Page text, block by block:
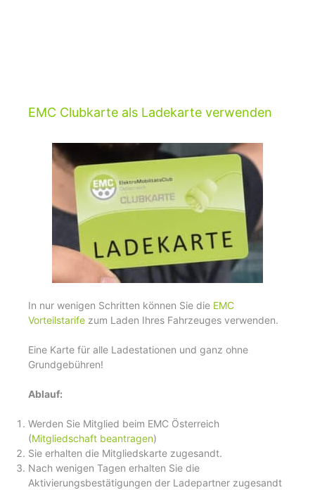
EMC Clubkarte als Ladekarte verwenden
In nur wenigen Schritten können Sie die EMC
Vorteilstarife zum Laden Ihres Fahrzeuges verwenden.
Eine Karte für alle Ladestationen und ganz ohne
Grundgebühren!
Ablauf:
Werden Sie Mitglied beim EMC Österreich
(Mitgliedschaft beantragen)
Sie erhalten die Mitgliedskarte zugesandt.
Nach wenigen Tagen erhalten Sie die
Aktivierungsbestätigungen der Ladepartner zugesandt